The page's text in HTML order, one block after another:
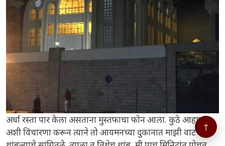
अर्धा रस्ता पार केला असताना मुस्तफाचा फोन आला. कुठे आहात
अशी विचारणा करून त्याने तो आयमनच्या दुकानात माझी वाट बघत
↑